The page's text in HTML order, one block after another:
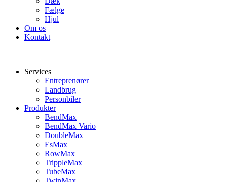
Fælge
Hjul
Om os
Kontakt
Services
Entreprenører
Landbrug
Personbiler
Produkter
BendMax
BendMax Vario
DoubleMax
EsMax
RowMax
TrippleMax
TubeMax